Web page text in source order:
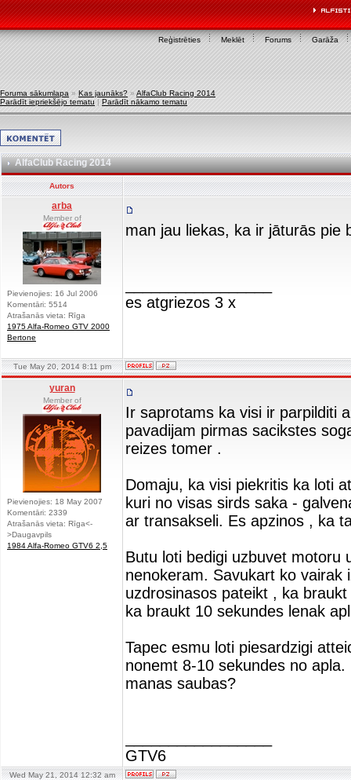
Reģistrēties Meklēt Forums Garāža
Foruma sākumlapa » Kas jaunāks? » AlfaClub Racing 2014
Parādīt iepriekšējo tematu | Parādīt nākamo tematu
AlfaClub Racing 2014
Autors
arba
Member of
Pievienojies: 16 Jul 2006
Komentāri: 5514
Atrašanās vieta: Rīga
1975 Alfa-Romeo GTV 2000
Bertone
man jau liekas, ka ir jāturās pie
es atgriezos 3 x
Tue May 20, 2014 8:11 pm
yuran
Member of
Pievienojies: 18 May 2007
Komentāri: 2339
Atrašanās vieta: Rīga<-
>Daugavpils
1984 Alfa-Romeo GTV6 2,5
Ir saprotams ka visi ir parpilditi
pavadijam pirmas sacikstes
reizes tomer .
Domaju, ka visi piekritis ka loti
kuri no visas sirds saka -
ar transakseli. Es apzinos , ka
Butu loti bedigi uzbuvet motoru
nenokeram. Savukart ko vairak
uzdrosinasos pateikt , ka
ka braukt 10 sekundes lenak
Tapec esmu loti piesardzigi
nonemt 8-10 sekundes no
manas saubas?
GTV6
Wed May 21, 2014 12:32 am